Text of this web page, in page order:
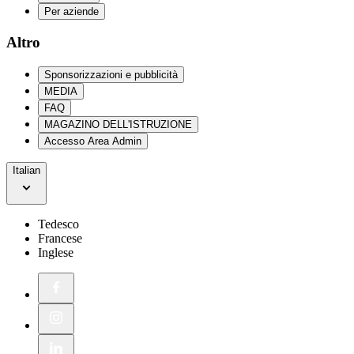
Per aziende
Altro
Sponsorizzazioni e pubblicità
MEDIA
FAQ
MAGAZINO DELL'ISTRUZIONE
Accesso Area Admin
Italian
Tedesco
Francese
Inglese